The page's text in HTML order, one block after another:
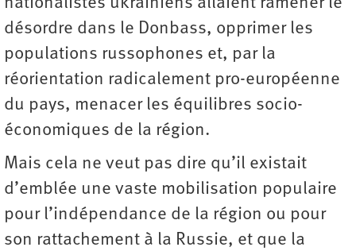
désordre dans le Donbass, opprimer les
populations russophones et, par la
réorientation radicalement pro-européenne
du pays, menacer les équilibres socio-
économiques de la région.
Mais cela ne veut pas dire qu’il existait
d’emblée une vaste mobilisation populaire
pour l’indépendance de la région ou pour
son rattachement à la Russie, et que la